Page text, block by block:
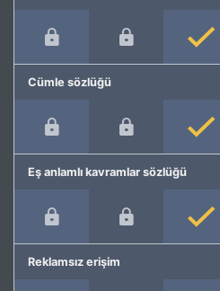
Cümle sözlüğü
Eş anlamlı kavramlar sözlüğü
Reklamsız erişim